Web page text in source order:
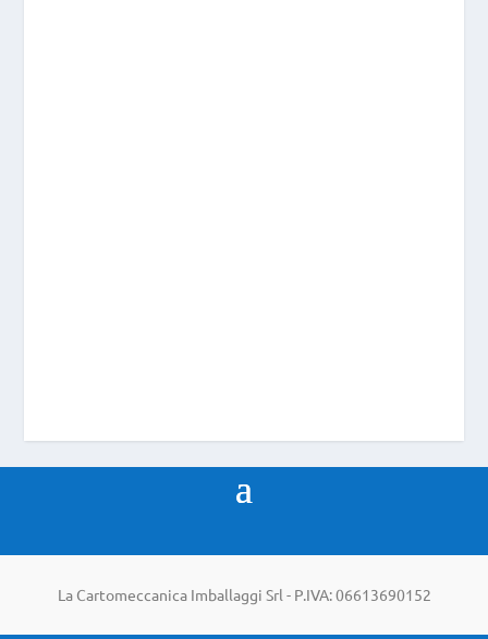
La Cartomeccanica Imballaggi Srl - P.IVA: 06613690152